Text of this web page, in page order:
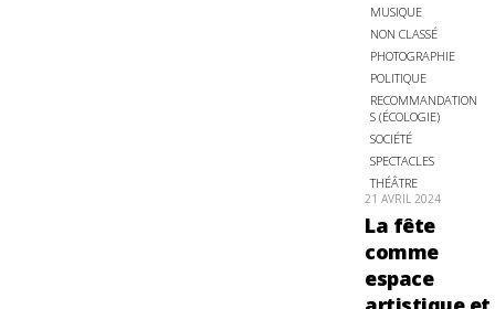
MUSIQUE
NON CLASSÉ
PHOTOGRAPHIE
POLITIQUE
RECOMMANDATION
S (ÉCOLOGIE)
SOCIÉTÉ
SPECTACLES
THÉÂTRE
21 AVRIL 2024
La fête
comme
espace